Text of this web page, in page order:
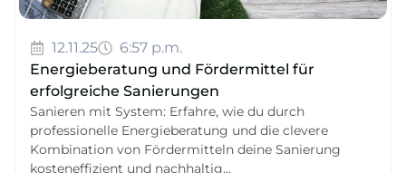
12.11.25
6:57 p.m.
Energieberatung und Fördermittel für
erfolgreiche Sanierungen
Sanieren mit System: Erfahre, wie du durch
professionelle Energieberatung und die clevere
Kombination von Fördermitteln deine Sanierung
kosteneffizient und nachhaltig...